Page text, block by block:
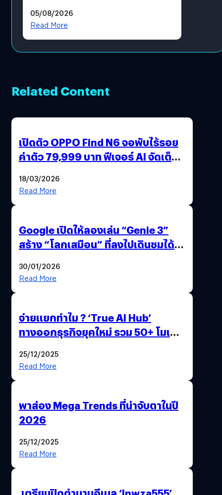
05/08/2026
Read More
Related Content
เปิดตัว OPPO Find N6 จอพับไร้รอย
ค่าตัว 79,999 บาท ฟีเจอร์ AI จัดเต็ม
18/03/2026
Read More
Google เปิดให้ลองเล่น “Genie 3”
สร้าง “โลกเสมือน” ที่ลงไปเดินชมได้
30/01/2026
Read More
จ่ายแยกทำไม ? ‘True AI Hub’
ทางออกธุรกิจยุคใหม่ รวม 50+ โมเดล
25/12/2025
Read More
พาส่อง Mega Trends ที่น่าจับตาในปี
2026
25/12/2025
Read More